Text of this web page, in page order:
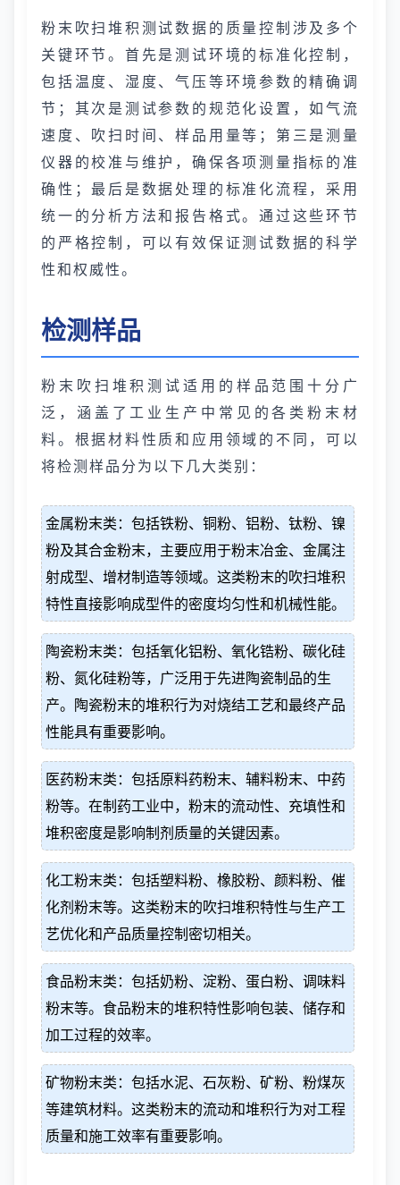
粉末吹扫堆积测试数据的质量控制涉及多个
关键环节。首先是测试环境的标准化控制，
包括温度、湿度、气压等环境参数的精确调
节；其次是测试参数的规范化设置，如气流
速度、吹扫时间、样品用量等；第三是测量
仪器的校准与维护，确保各项测量指标的准
确性；最后是数据处理的标准化流程，采用
统一的分析方法和报告格式。通过这些环节
的严格控制，可以有效保证测试数据的科学
性和权威性。
检测样品
粉末吹扫堆积测试适用的样品范围十分广
泛，涵盖了工业生产中常见的各类粉末材
料。根据材料性质和应用领域的不同，可以
将检测样品分为以下几大类别：
金属粉末类：包括铁粉、铜粉、铝粉、钛粉、镍
粉及其合金粉末，主要应用于粉末冶金、金属注
射成型、增材制造等领域。这类粉末的吹扫堆积
特性直接影响成型件的密度均匀性和机械性能。
陶瓷粉末类：包括氧化铝粉、氧化锆粉、碳化硅
粉、氮化硅粉等，广泛用于先进陶瓷制品的生
产。陶瓷粉末的堆积行为对烧结工艺和最终产品
性能具有重要影响。
医药粉末类：包括原料药粉末、辅料粉末、中药
粉等。在制药工业中，粉末的流动性、充填性和
堆积密度是影响制剂质量的关键因素。
化工粉末类：包括塑料粉、橡胶粉、颜料粉、催
化剂粉末等。这类粉末的吹扫堆积特性与生产工
艺优化和产品质量控制密切相关。
食品粉末类：包括奶粉、淀粉、蛋白粉、调味料
粉末等。食品粉末的堆积特性影响包装、储存和
加工过程的效率。
矿物粉末类：包括水泥、石灰粉、矿粉、粉煤灰
等建筑材料。这类粉末的流动和堆积行为对工程
质量和施工效率有重要影响。